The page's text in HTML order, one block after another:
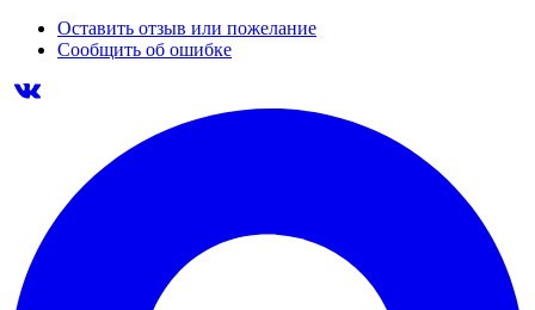
Оставить отзыв или пожелание
Сообщить об ошибке